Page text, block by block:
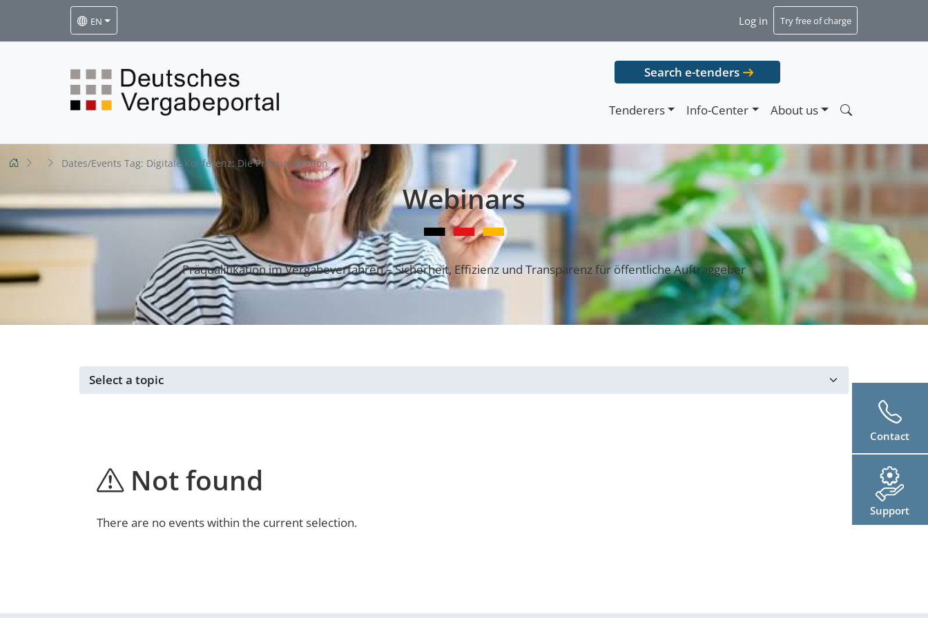
EN Log in Try free of charge
Search e-tenders
Tenderers Info-Center About us
Dates/Events Tag: Digitale Konferenz: Die Präqualifikation
Webinars
Präqualifikation im Vergabeverfahren – Sicherheit, Effizienz und Transparenz für öffentliche Auftraggeber
Events for ...
Not found
There are no events within the current selection.
Contact
Support